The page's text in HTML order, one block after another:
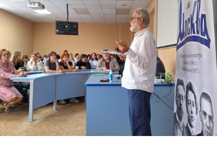
Другие виды
деятельности
Студенческая жизнь
Сведения об
образовательной
организации